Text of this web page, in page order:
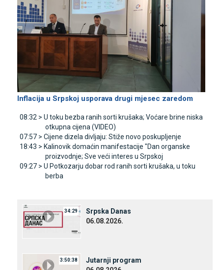
Inflacija u Srpskoj usporava drugi mjesec zaredom
08:32 > U toku bezba ranih sorti krušaka; Voćare brine niska
otkupna cijena (VIDEO)
07:57 > Cijene dizela divljaju: Stiže novo poskupljenje
18:43 > Kalinovik domaćin manifestacije "Dan organske
proizvodnje; Sve veći interes u Srpskoj
09:27 > U Potkozarju dobar rod ranih sorti krušaka, u toku
berba
34:29
Srpska Danas
06.08.2026.
3:50:38
Јutarnji program